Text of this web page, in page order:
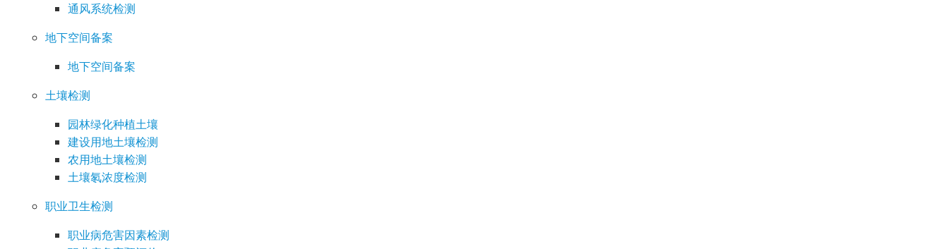
通风系统检测
地下空间备案
地下空间备案
土壤检测
园林绿化种植土壤
建设用地土壤检测
农用地土壤检测
土壤氡浓度检测
职业卫生检测
职业病危害因素检测